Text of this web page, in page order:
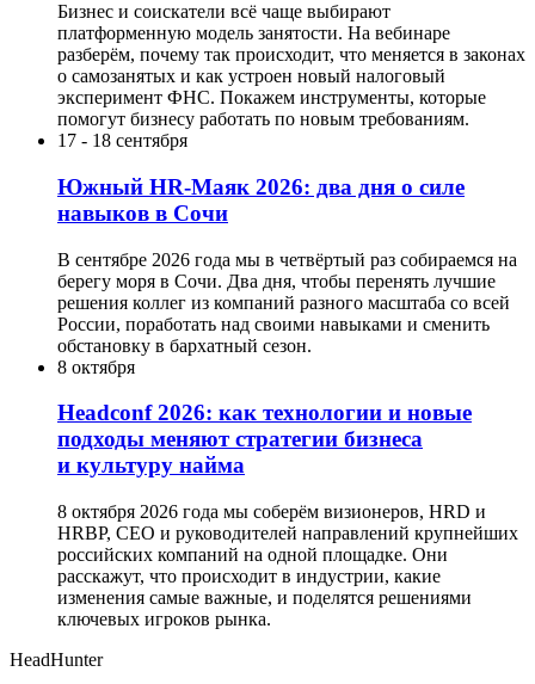
Бизнес и соискатели всё чаще выбирают
платформенную модель занятости. На вебинаре
разберём, почему так происходит, что меняется в законах
о самозанятых и как устроен новый налоговый
эксперимент ФНС. Покажем инструменты, которые
помогут бизнесу работать по новым требованиям.
17 - 18 сентября
Южный HR-Маяк 2026: два дня о силе
навыков в Сочи
В сентябре 2026 года мы в четвёртый раз собираемся на
берегу моря в Сочи. Два дня, чтобы перенять лучшие
решения коллег из компаний разного масштаба со всей
России, поработать над своими навыками и сменить
обстановку в бархатный сезон.
8 октября
Headсonf 2026: как технологии и новые
подходы меняют стратегии бизнеса
и культуру найма
8 октября 2026 года мы соберём визионеров, HRD и
HRBP, СЕО и руководителей направлений крупнейших
российских компаний на одной площадке. Они
расскажут, что происходит в индустрии, какие
изменения самые важные, и поделятся решениями
ключевых игроков рынка.
HeadHunter